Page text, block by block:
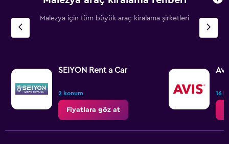
Malezya için tüm büyük araç kiralama şirketleri
SEIYON Rent a Car
2 konum
Fiyatlara göz at
16